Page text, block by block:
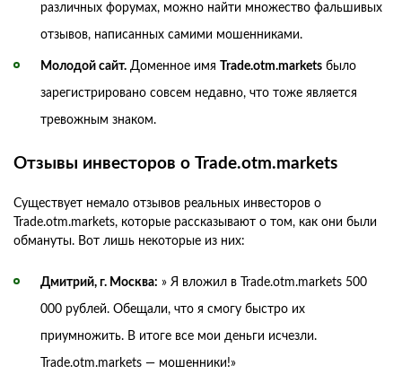
различных форумах, можно найти множество фальшивых
отзывов, написанных самими мошенниками.
Молодой сайт. Доменное имя Trade.otm.markets было
зарегистрировано совсем недавно, что тоже является
тревожным знаком.
Отзывы инвесторов о Trade.otm.markets
Существует немало отзывов реальных инвесторов о
Trade.otm.markets, которые рассказывают о том, как они были
обмануты. Вот лишь некоторые из них:
Дмитрий, г. Москва: » Я вложил в Trade.otm.markets 500
000 рублей. Обещали, что я смогу быстро их
приумножить. В итоге все мои деньги исчезли.
Trade.otm.markets — мошенники!»